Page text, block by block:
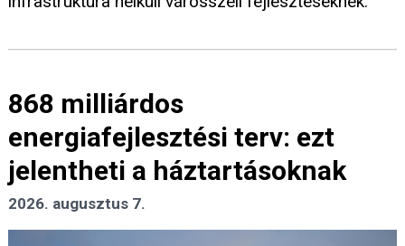
868 milliárdos
energiafejlesztési terv: ezt
jelentheti a háztartásoknak
2026. augusztus 7.